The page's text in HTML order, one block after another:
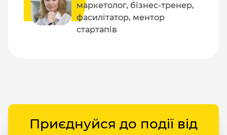
маркетолог, бізнес-тренер,
фасилітатор, ментор
стартапів
Приєднуйся до події від